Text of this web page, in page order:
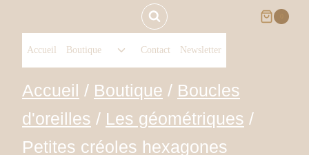
contenu
Accueil Boutique
Ouvrir/fermer
enfant
Contact Newsletter
Accueil / Boutique / Boucles
d'oreilles / Les géométriques /
Petites créoles hexagones